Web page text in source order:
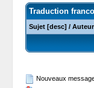
Traduction
Sujet [desc] / Auteur
Nouveaux